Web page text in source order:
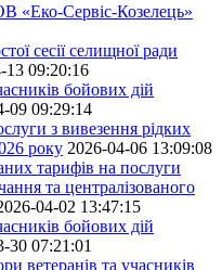
«Еко-Сервіс-Козелець»
сесії селищної ради
13 09:20:16
бойових дій
09 09:29:14
з вивезення рідких
року 2026-04-06 13:09:08
тарифів на послуги
та централізованого
04-02 13:47:15
бойових дій
30 07:21:01
ветеранів та учасників